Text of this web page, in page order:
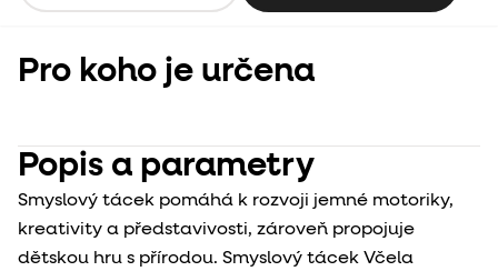
Pro koho je určena
Popis a parametry
Smyslový tácek pomáhá k rozvoji jemné motoriky,
kreativity a představivosti, zároveň propojuje
dětskou hru s přírodou. Smyslový tácek Včela